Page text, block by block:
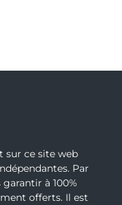
sur ce site web
Par
à 100%
offerts. Il est